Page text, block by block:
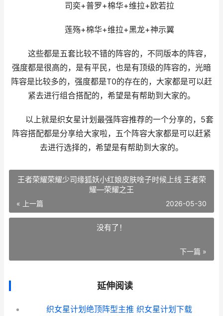
司奕+普罗+棉华+维拉+欧若拉
莲殇+棉华+维拉+黑龙+神示翼
这些都是五套比较不错的阵容的，不同版本的阵容，
强度都是很高的，是有平民，也是有顶级的阵容的，光暗
阵容是比较多的，强度都是T0的存在的，大家都是可以赶
紧去进行组合搭配的，希望是有帮助到大家的。
以上就是织女星计划最强阵容推荐的一个分享的，5套
阵容搭配都是分享给大家啦，五个阵容大家都是可以赶紧
去进行选择的，希望是有帮助到大家的。
王者荣耀荣耀少司缘狐妖小红娘皮肤啥子时候上线 王者荣
耀—荣耀之王
« 上一篇 2026-05-30
没有了！
下一篇 »
延伸阅读
织女星计划绝顶阵型主推 织女星计划下载